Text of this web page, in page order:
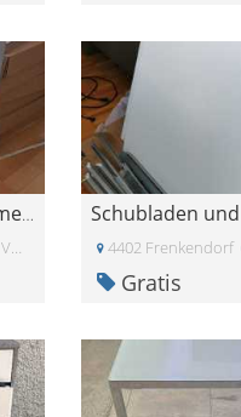
Ikea Vättern Badezimmer Hängeschrank
Vor einem Monat4402 Frenkendorf
Gratis